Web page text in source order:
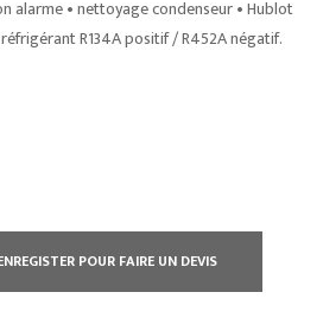
alarme • nettoyage condenseur • Hublot
R134A positif / R452A négatif.
POUR FAIRE UN DEVIS